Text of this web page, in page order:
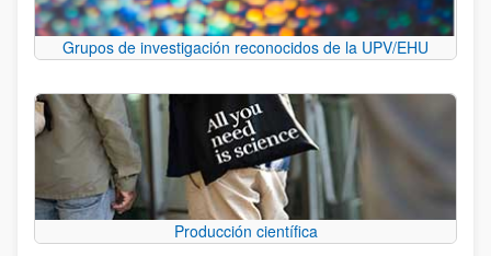
Grupos de investigación reconocidos de la UPV/EHU
Producción científica